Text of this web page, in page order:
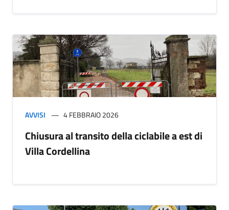
AVVISI 4 FEBBRAIO 2026
Chiusura al transito della ciclabile a est di
Villa Cordellina